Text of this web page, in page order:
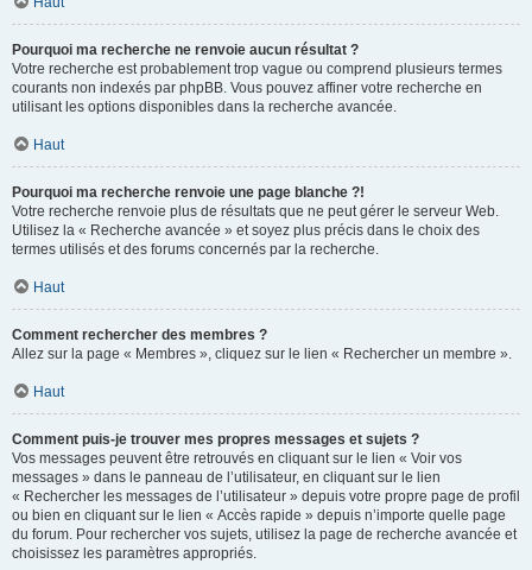
Pourquoi ma recherche ne renvoie aucun résultat ?
Votre recherche est probablement trop vague ou comprend plusieurs termes
courants non indexés par phpBB. Vous pouvez affiner votre recherche en
utilisant les options disponibles dans la recherche avancée.
Haut
Pourquoi ma recherche renvoie une page blanche ?!
Votre recherche renvoie plus de résultats que ne peut gérer le serveur Web.
Utilisez la « Recherche avancée » et soyez plus précis dans le choix des
termes utilisés et des forums concernés par la recherche.
Haut
Comment rechercher des membres ?
Allez sur la page « Membres », cliquez sur le lien « Rechercher un membre ».
Haut
Comment puis-je trouver mes propres messages et sujets ?
Vos messages peuvent être retrouvés en cliquant sur le lien « Voir vos
messages » dans le panneau de l’utilisateur, en cliquant sur le lien
« Rechercher les messages de l’utilisateur » depuis votre propre page de profil
ou bien en cliquant sur le lien « Accès rapide » depuis n’importe quelle page
du forum. Pour rechercher vos sujets, utilisez la page de recherche avancée et
choisissez les paramètres appropriés.